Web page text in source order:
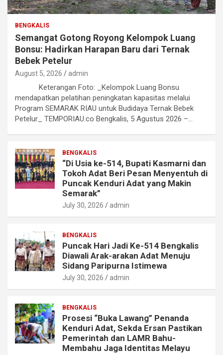
BENGKALIS
Semangat Gotong Royong Kelompok Luang
Bonsu: Hadirkan Harapan Baru dari Ternak
Bebek Petelur
August 5, 2026 admin
Keterangan Foto: _Kelompok Luang Bonsu
mendapatkan pelatihan peningkatan kapasitas melalui
Program SEMARAK RIAU untuk Budidaya Ternak Bebek
Petelur_ TEMPORIAU.co Bengkalis, 5 Agustus 2026 –…
BENGKALIS
“Di Usia ke-514, Bupati Kasmarni dan
Tokoh Adat Beri Pesan Menyentuh di
Puncak Kenduri Adat yang Makin
Semarak”
July 30, 2026 admin
BENGKALIS
Puncak Hari Jadi Ke-514 Bengkalis
Diawali Arak-arakan Adat Menuju
Sidang Paripurna Istimewa
July 30, 2026 admin
BENGKALIS
Prosesi “Buka Lawang” Penanda
Kenduri Adat, Sekda Ersan Pastikan
Pemerintah dan LAMR Bahu-
Membahu Jaga Identitas Melayu